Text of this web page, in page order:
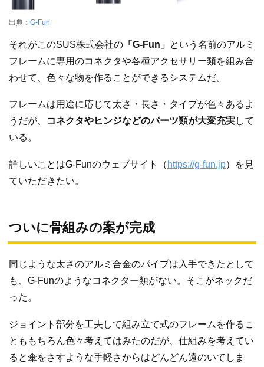
出典： G-Fun
それがこのSUS株式会社の 「G-Fun」 という名前のアルミ
フレームに専用のコネクタや各種アクセサリー類を組み合
わせて、色々な物を作ることができるシステムだ。
フレームは用途に応じて太さ・長さ・タイプが色々あるよ
うだが、
コネクタやヒンジなどのパーツ類が大変充実して
いる。
詳しいことはG-Funのウェブサイト（ https://g-fun.jp）を見
ていただきたい。
ついに骨組みの案が完成
同じような太さのアルミ合金のパイプは入手できたとして
も、G-Funのようなコネクター類がない。そこがネックだ
った。
ジョイント部分を工夫して組み立て式のフレームを作るこ
とももちろん色々考えてはみたのだが、仕組みを考えてい
ると傘をさすような手軽さからはどんどん遠のいてしま